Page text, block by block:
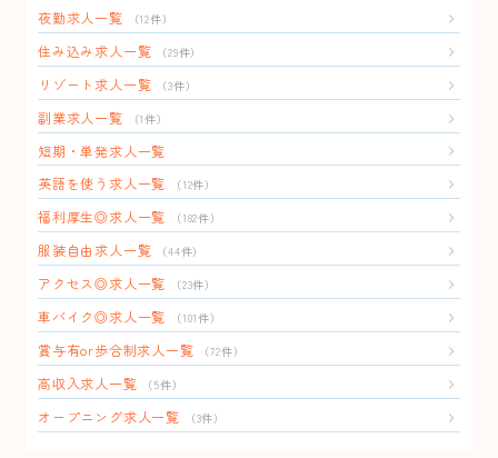
夜勤求人一覧 （12件）
住み込み求人一覧 （29件）
リゾート求人一覧 （3件）
副業求人一覧 （1件）
短期・単発求人一覧
英語を使う求人一覧
（12件）
福利厚生◎求人一覧 （182件）
服装自由求人一覧 （44件）
アクセス◎求人一覧 （23件）
車バイク◎求人一覧 （101件）
賞与有or歩合制求人一覧 （72件）
高収入求人一覧 （5件）
オープニング求人一覧 （3件）